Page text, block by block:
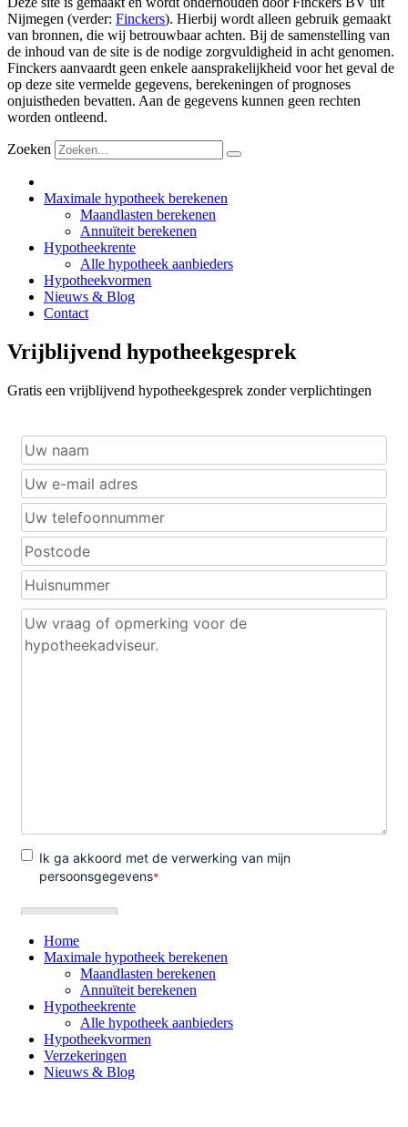
Nijmegen (verder: Finckers). Hierbij wordt alleen gebruik gemaakt
van bronnen, die wij betrouwbaar achten. Bij de samenstelling van
de inhoud van de site is de nodige zorgvuldigheid in acht genomen.
Finckers aanvaardt geen enkele aansprakelijkheid voor het geval de
op deze site vermelde gegevens, berekeningen of prognoses
onjuistheden bevatten. Aan de gegevens kunnen geen rechten
worden ontleend.
Zoeken
Maximale hypotheek berekenen
Maandlasten berekenen
Annuïteit berekenen
Hypotheekrente
Alle hypotheek aanbieders
Hypotheekvormen
Nieuws & Blog
Contact
Vrijblijvend hypotheekgesprek
Gratis een vrijblijvend hypotheekgesprek zonder verplichtingen
Home
Maximale hypotheek berekenen
Maandlasten berekenen
Annuïteit berekenen
Hypotheekrente
Alle hypotheek aanbieders
Hypotheekvormen
Verzekeringen
Nieuws & Blog